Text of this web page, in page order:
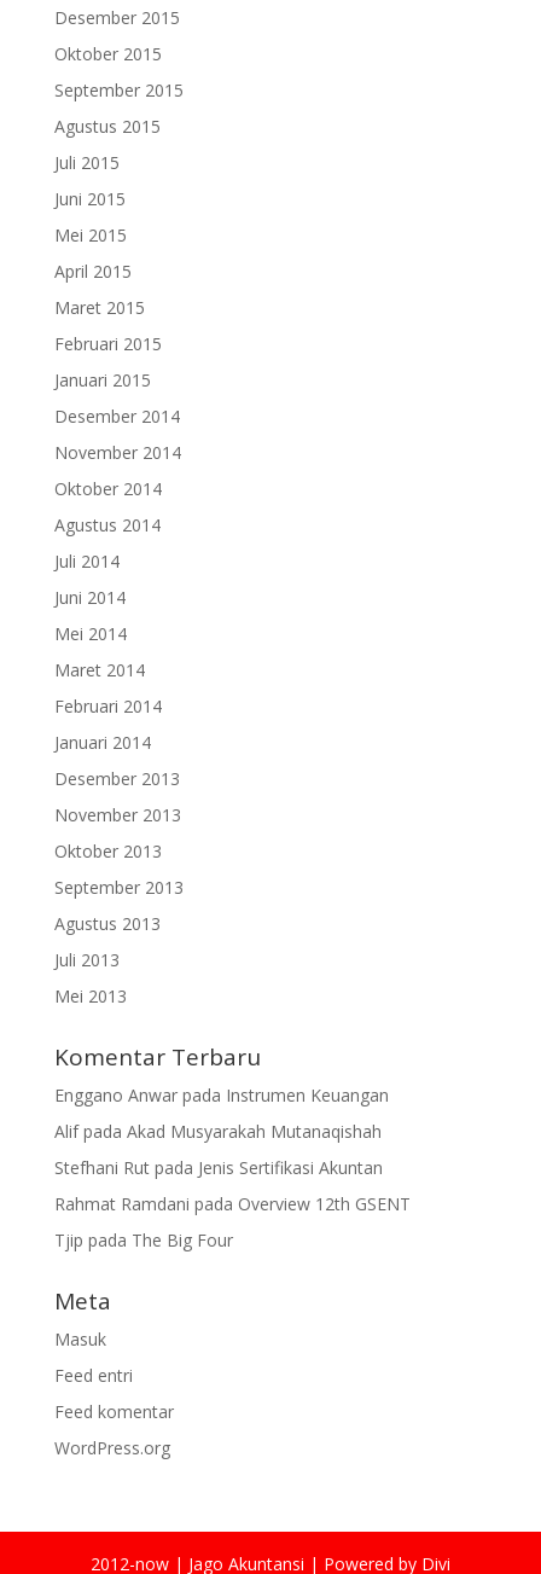
Desember 2015
Oktober 2015
September 2015
Agustus 2015
Juli 2015
Juni 2015
Mei 2015
April 2015
Maret 2015
Februari 2015
Januari 2015
Desember 2014
November 2014
Oktober 2014
Agustus 2014
Juli 2014
Juni 2014
Mei 2014
Maret 2014
Februari 2014
Januari 2014
Desember 2013
November 2013
Oktober 2013
September 2013
Agustus 2013
Juli 2013
Mei 2013
Komentar Terbaru
Enggano Anwarpada Instrumen Keuangan
Alifpada Akad Musyarakah Mutanaqishah
Stefhani Rutpada Jenis Sertifikasi Akuntan
Rahmat Ramdani pada Overview 12th GSENT
Tjip pada The Big Four
Meta
Masuk
Feed entri
Feed komentar
WordPress.org
2012-now | Jago Akuntansi | Powered by Divi